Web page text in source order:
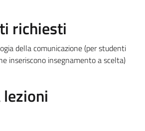
richiesti
della comunicazione (per studenti
inseriscono insegnamento a scelta)
lezioni